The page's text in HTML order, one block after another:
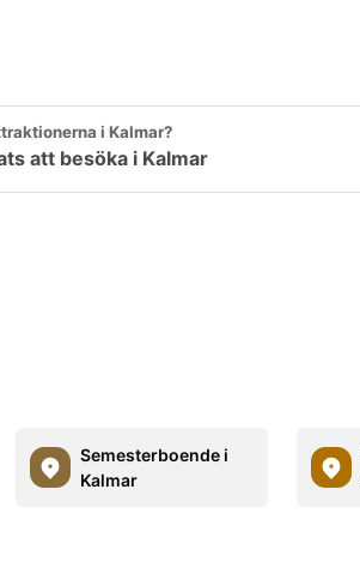
i Kalmar?
att besöka i Kalmar
Semesterboende i
Kalmar